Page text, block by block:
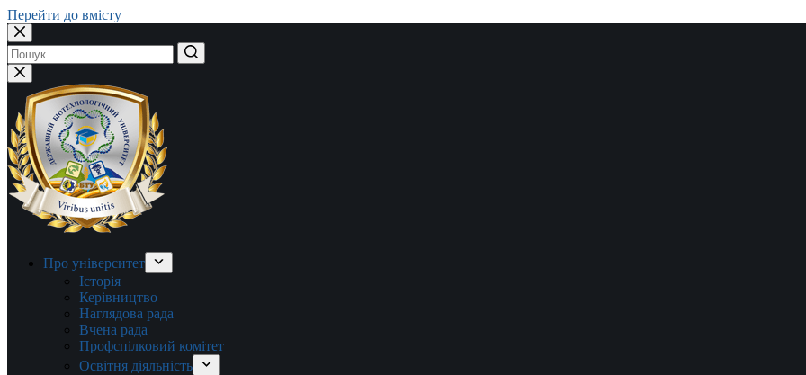
Перейти до вмісту
Немає
результатів
Про університет
Історія
Керівництво
Наглядова рада
Вчена рада
Профспілковий комітет
Освітня діяльність